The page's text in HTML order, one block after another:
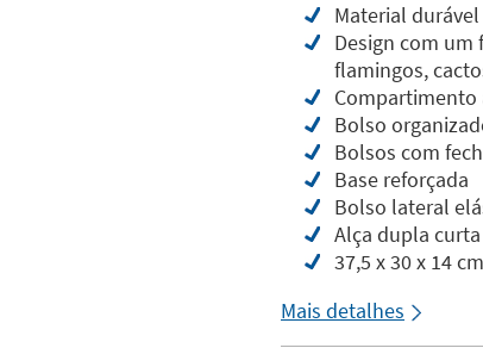
Material
Design com um
flamingos,
Bolso
Bolsos com
Base reforçada
Bolso lateral
Alça dupla
37,5 x 30 x 14
Mais detalhes